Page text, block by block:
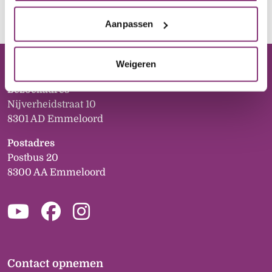
Aanpassen
Weigeren
waar de parkeerplaats of garagebox ligt, dan krijgt
Bezoekadres
Nijverheidstraat 10
8301 AD Emmeloord
Postadres
Postbus 20
8300 AA Emmeloord
Contact opnemen